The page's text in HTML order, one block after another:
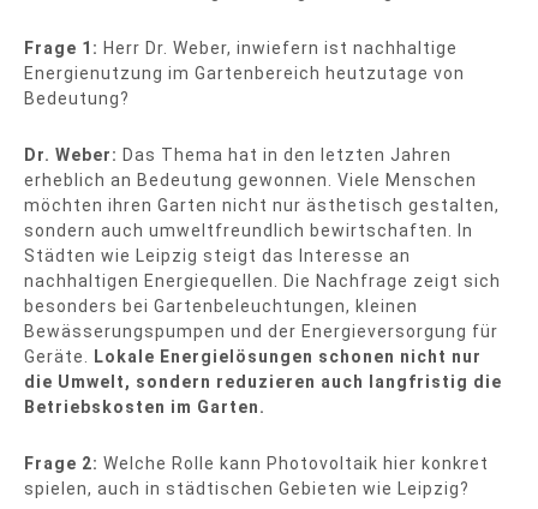
Frage 1: Herr Dr. Weber, inwiefern ist nachhaltige
Energienutzung im Gartenbereich heutzutage von
Bedeutung?
Dr. Weber: Das Thema hat in den letzten Jahren
erheblich an Bedeutung gewonnen. Viele Menschen
möchten ihren Garten nicht nur ästhetisch gestalten,
sondern auch umweltfreundlich bewirtschaften. In
Städten wie Leipzig steigt das Interesse an
nachhaltigen Energiequellen. Die Nachfrage zeigt sich
besonders bei Gartenbeleuchtungen, kleinen
Bewässerungspumpen und der Energieversorgung für
Geräte.
Lokale Energielösungen schonen nicht nur
die Umwelt, sondern reduzieren auch langfristig die
Betriebskosten im Garten.
Frage 2: Welche Rolle kann Photovoltaik hier konkret
spielen, auch in städtischen Gebieten wie Leipzig?